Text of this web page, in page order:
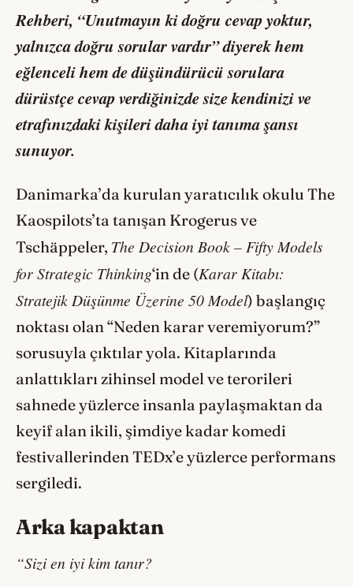
Rehberi, “Unutmayın ki doğru cevap yoktur,
yalnızca doğru sorular vardır”diyerek hem
eğlenceli hem de düşündürücü sorulara
dürüstçe cevap verdiğinizde size kendinizi ve
etrafınızdaki kişileri daha iyi tanıma şansı
sunuyor.
Danimarka’da kurulan yaratıcılık okulu The
Kaospilots’ta tanışan Krogerus ve
Tschäppeler, The Decision Book – Fifty Models
for Strategic Thinking‘in de (Karar Kitabı:
Stratejik Düşünme Üzerine 50 Model) başlangıç
noktası olan “Neden karar veremiyorum?”
sorusuyla çıktılar yola. Kitaplarında
anlattıkları zihinsel model ve terorileri
sahnede yüzlerce insanla paylaşmaktan da
keyif alan ikili, şimdiye kadar komedi
festivallerinden TEDx’e yüzlerce performans
sergiledi.
Arka kapaktan
“Sizi en iyi kim tanır?